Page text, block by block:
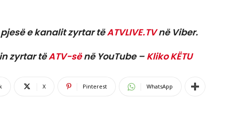
e kanalit zyrtar tëATVLIVE.TVnë Viber.
zyrtar tëATV-sënë YouTube – Kliko KËTU
X Pinterest WhatsApp